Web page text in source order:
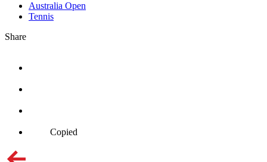
Australia Open
Tennis
Share
Copied